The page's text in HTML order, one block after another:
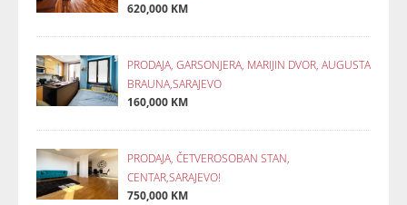
620,000 KM
PRODAJA, GARSONJERA, MARIJIN DVOR, AUGUSTA
BRAUNA,SARAJEVO
160,000 KM
PRODAJA, ČETVEROSOBAN STAN,
CENTAR,SARAJEVO!
750,000 KM